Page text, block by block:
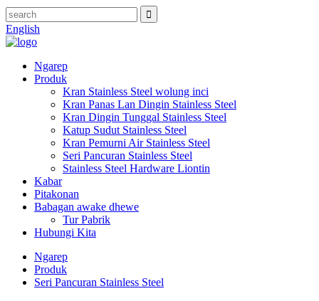
English
Ngarep
Produk
Kran Stainless Steel wolung inci
Kran Panas Lan Dingin Stainless Steel
Kran Dingin Tunggal Stainless Steel
Katup Sudut Stainless Steel
Kran Pemurni Air Stainless Steel
Seri Pancuran Stainless Steel
Stainless Steel Hardware Liontin
Kabar
Pitakonan
Babagan awake dhewe
Tur Pabrik
Hubungi Kita
Ngarep
Produk
Seri Pancuran Stainless Steel